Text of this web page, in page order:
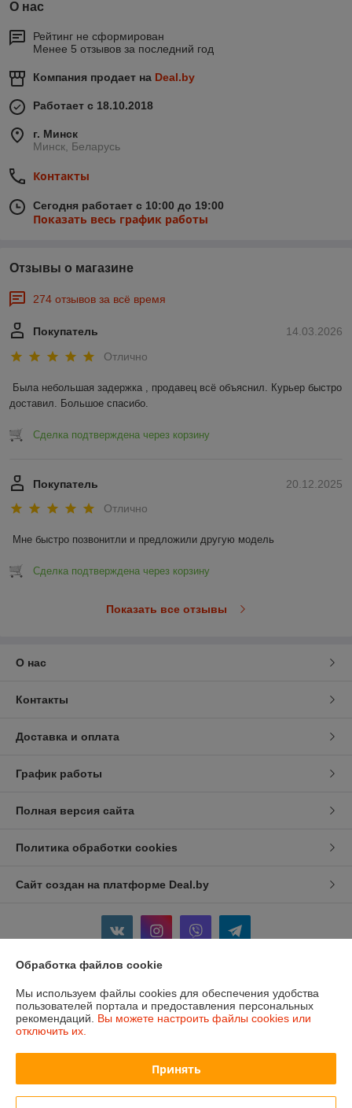
О нас
Рейтинг не сформирован
Менее 5 отзывов за последний год
Компания продает на Deal.by
Работает с 18.10.2018
г. Минск
Минск, Беларусь
Контакты
Сегодня работает с 10:00 до 19:00
Показать весь график работы
Отзывы о магазине
274 отзывов за всё время
14.03.2026
Покупатель
Отлично
Была небольшая задержка , продавец всё объяснил. Курьер быстро
доставил. Большое спасибо.
Сделка подтверждена через корзину
20.12.2025
Покупатель
Отлично
Мне быстро позвонитли и предложили другую модель
Сделка подтверждена через корзину
Показать все отзывы
О нас
Контакты
Доставка и оплата
График работы
Полная версия сайта
Политика обработки cookies
Сайт создан на платформе Deal.by
Информация для покупателя
Индивидуальный предприниматель:ИП Изотов Алексей Олегович
Минск. Ул. Седых 36-25
Регистрационный номер ЕГР: 193806782
Регистрационный орган: Мингорисполком
Обработка файлов cookie
Мы используем файлы cookies для обеспечения удобства
пользователей портала и предоставления персональных
рекомендаций. Вы можете настроить файлы cookies или
отключить их.
Принять